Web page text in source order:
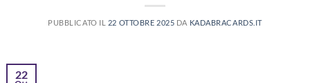
PUBBLICATO IL 22 OTTOBRE 2025 DA KADABRACARDS.IT
22